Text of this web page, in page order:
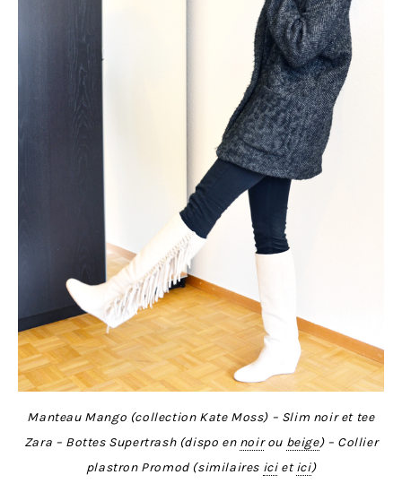
Manteau Mango (collection Kate Moss) – Slim noir et tee
Zara – Bottes Supertrash (dispo en noirou beige) – Collier
plastron Promod (similaires icietici)